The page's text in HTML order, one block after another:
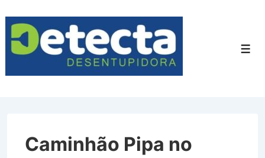
para
Conteúdo
Caminhão Pipa no